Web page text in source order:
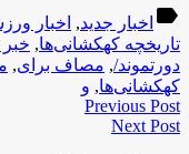
label اخبار جدید, اخبار
تاریخچه کهکشانی‌ها,
دورتموند/, مصاف برای,
کهکشانی‌ها, و
Previous Post
Next Post